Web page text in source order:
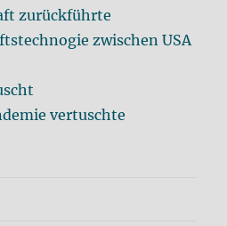
zurückführte
zwischen USA
vertuschte